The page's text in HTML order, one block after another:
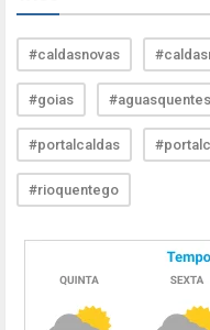
#caldasnovas
#goias #aguasquentes
#portalcaldas
#rioquentego